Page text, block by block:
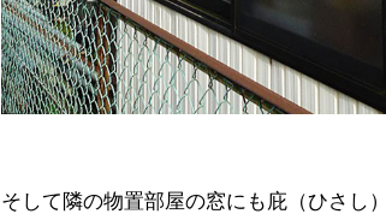
そして隣の物置部屋の窓にも庇（ひさし